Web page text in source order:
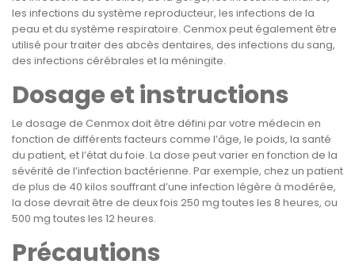
les infections du système reproducteur, les infections de la
peau et du système respiratoire. Cenmox peut également être
utilisé pour traiter des abcès dentaires, des infections du sang,
des infections cérébrales et la méningite.
Dosage et instructions
Le dosage de Cenmox doit être défini par votre médecin en
fonction de différents facteurs comme l’âge, le poids, la santé
du patient, et l’état du foie. La dose peut varier en fonction de la
sévérité de l’infection bactérienne. Par exemple, chez un patient
de plus de 40 kilos souffrant d’une infection légère à modérée,
la dose devrait être de deux fois 250 mg toutes les 8 heures, ou
500 mg toutes les 12 heures.
Précautions